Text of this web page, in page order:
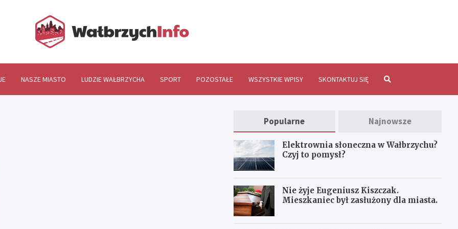
NASZE MIASTO LUDZIE WAŁBRZYCHA SPORT POZOSTAŁE WSZYSTKIE WPISY SKONTAKTUJ SIĘ
Popularne Najnowsze
Elektrownia słoneczna w Wałbrzychu?
Czyj to pomysł?
Nie żyje Eugeniusz Kiszczak.
Mieszkaniec był zasłużony dla miasta.